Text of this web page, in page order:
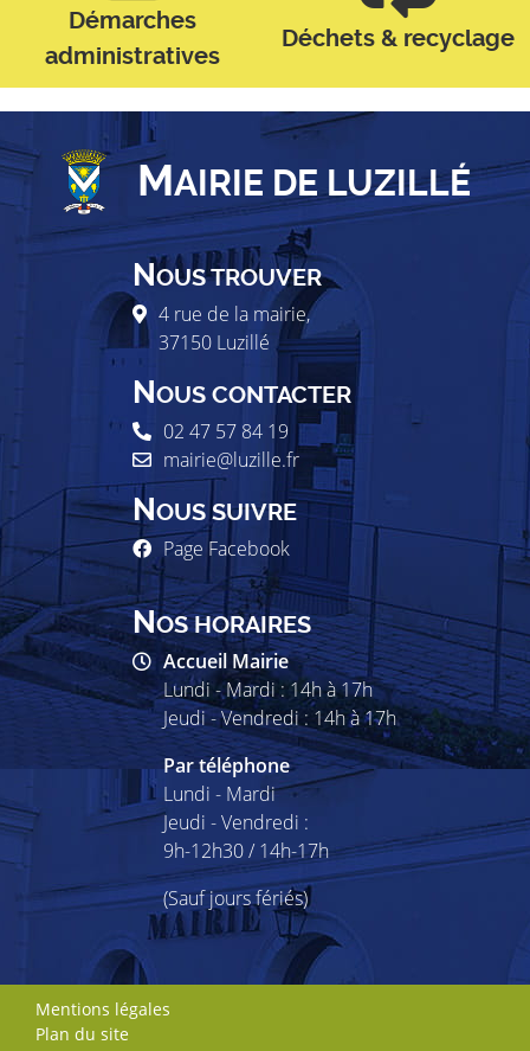
Démarches
administratives
Déchets & recyclage
MAIRIE DE LUZILLÉ
NOUS TROUVER
4 rue de la mairie,
37150 Luzillé
NOUS CONTACTER
02 47 57 84 19
mairie@luzille.fr
NOUS SUIVRE
Page Facebook
NOS HORAIRES
Accueil Mairie
Lundi - Mardi : 14h à 17h
Jeudi - Vendredi : 14h à 17h
Par téléphone
Lundi - Mardi
Jeudi - Vendredi :
9h-12h30 / 14h-17h
(Sauf jours fériés)
Mentions légales
Plan du site